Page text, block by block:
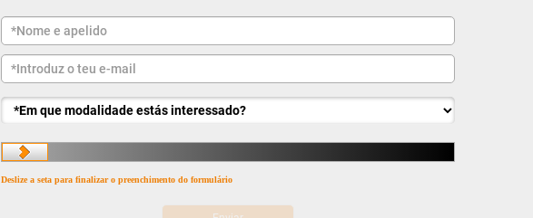
Deslize a seta para finalizar o preenchimento do formulário